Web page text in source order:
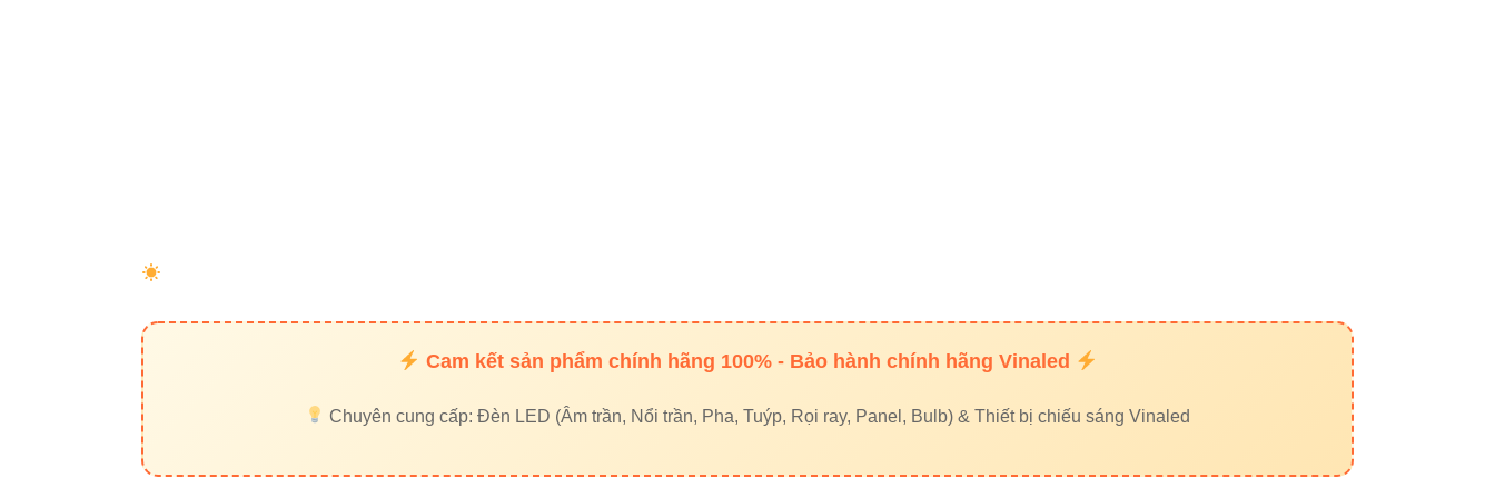
Kết hợp cùngđèn led pha Vinalednếu cần chiếu sáng mạnh
Cam kết sản phẩm chính hãng 100% - Bảo hành chính hãng Vinaled
Chuyên cung cấp: Đèn LED (Âm trần, Nổi trần, Pha, Tuýp, Rọi ray, Panel, Bulb) & Thiết bị chiếu sáng Vinaled